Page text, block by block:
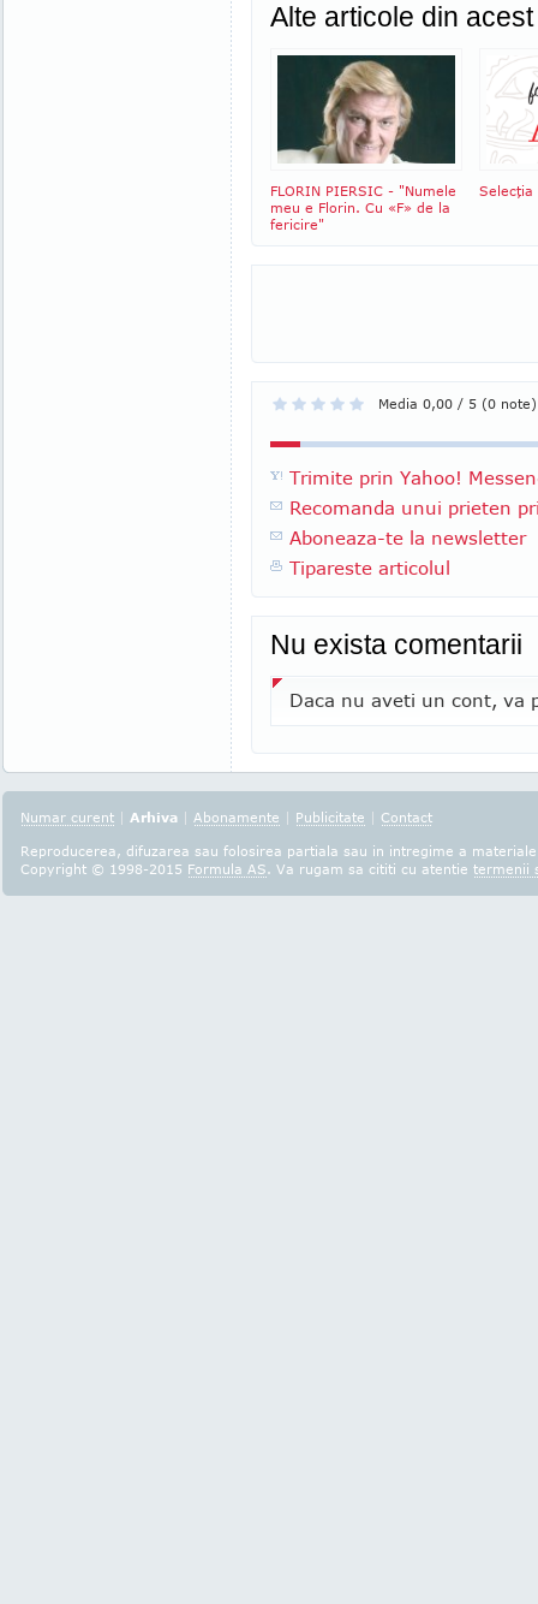
Alte articole din
FLORIN PIERSIC - "Numele
meu e Florin. Cu «F» de la
fericire"
Selecţia
Media 0,00 / 5 (0 note)
Trimite prin Yahoo!
Recomanda unui prieten
Aboneaza-te la newsletter
Tipareste articolul
Nu exista comentarii
Daca nu aveti un cont, va
Numar curent | Arhiva | Abonamente | Publicitate | Contact
Reproducerea, difuzarea sau folosirea partiala sau in intregime a
Copyright © 1998-2015 Formula AS. Va rugam sa cititi cu atentie termenii